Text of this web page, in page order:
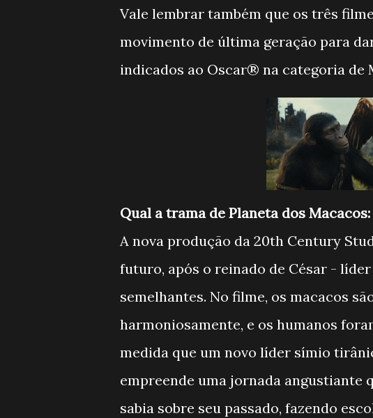
Vale lembrar também que os três
movimento de última geração para
indicados ao Oscar® na categoria de
Qual a trama de Planeta dos Macacos:
A nova produção da 20th Century
futuro, após o reinado de César -
semelhantes. No filme, os macacos
harmoniosamente, e os humanos
medida que um novo líder símio
empreende uma jornada angustiante
sabia sobre seu passado, fazendo